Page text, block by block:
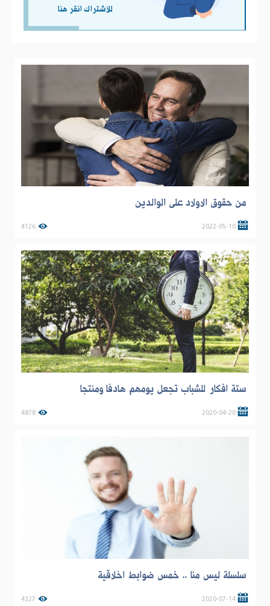
للأشتراك انقر هنا
من حقوق الاولاد على الوالدين
2022-05-10
4126
ستة افكار للشباب تجعل يومهم هادفا ومنتجا
2020-04-20
4878
سلسلة ليس منا .. خمس ضوابط اخلاقية
2020-07-14
4327